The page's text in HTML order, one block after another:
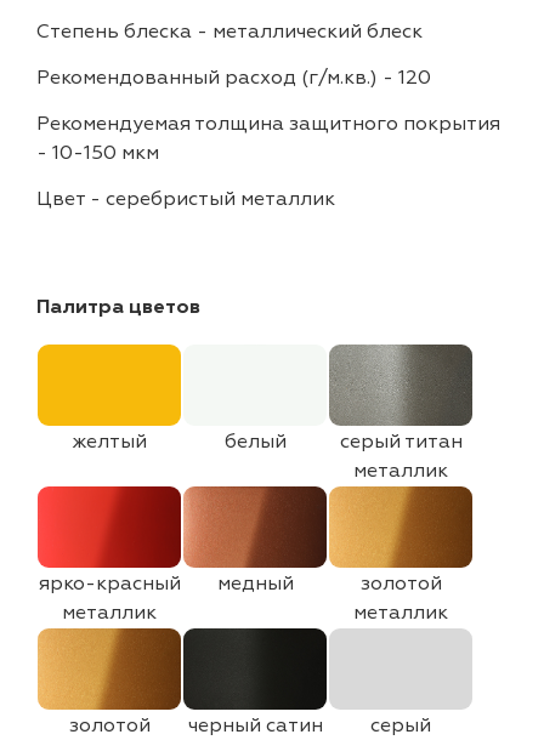
Степень блеска - металлический блеск
Рекомендованный расход (г/м.кв.) - 120
Рекомендуемая толщина защитного покрытия
- 10-150 мкм
Цвет - серебристый металлик
Палитра цветов
желтый белый
серый титан
металлик
ярко-красный
металлик
медный
золотой
металлик
золотой черный сатин
серый